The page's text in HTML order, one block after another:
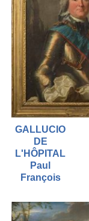
GALLUCIO
DE
L'HÔPITAL
Paul
François